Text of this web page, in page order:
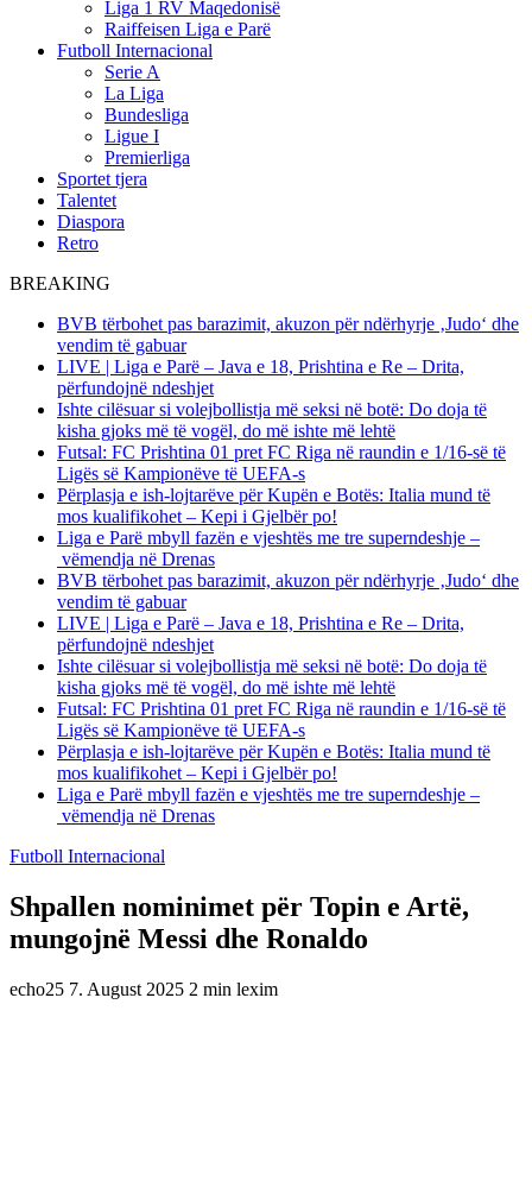
Liga 1 RV Maqedonisë
Raiffeisen Liga e Parë
Futboll Internacional
Serie A
La Liga
Bundesliga
Ligue I
Premierliga
Sportet tjera
Talentet
Diaspora
Retro
BREAKING
BVB tërbohet pas barazimit, akuzon për ndërhyrje ‚Judo‘ dhe
vendim të gabuar
LIVE | Liga e Parë – Java e 18, Prishtina e Re – Drita,
përfundojnë ndeshjet
Ishte cilësuar si volejbollistja më seksi në botë: Do doja të
kisha gjoks më të vogël, do më ishte më lehtë
Futsal: FC Prishtina 01 pret FC Riga në raundin e 1/16-së të
Ligës së Kampionëve të UEFA-s
Përplasja e ish-lojtarëve për Kupën e Botës: Italia mund të
mos kualifikohet – Kepi i Gjelbër po!
Liga e Parë mbyll fazën e vjeshtës me tre superndeshje –
vëmendja në Drenas
BVB tërbohet pas barazimit, akuzon për ndërhyrje ‚Judo‘ dhe
vendim të gabuar
LIVE | Liga e Parë – Java e 18, Prishtina e Re – Drita,
përfundojnë ndeshjet
Ishte cilësuar si volejbollistja më seksi në botë: Do doja të
kisha gjoks më të vogël, do më ishte më lehtë
Futsal: FC Prishtina 01 pret FC Riga në raundin e 1/16-së të
Ligës së Kampionëve të UEFA-s
Përplasja e ish-lojtarëve për Kupën e Botës: Italia mund të
mos kualifikohet – Kepi i Gjelbër po!
Liga e Parë mbyll fazën e vjeshtës me tre superndeshje –
vëmendja në Drenas
Futboll Internacional
Shpallen nominimet për Topin e Artë,
mungojnë Messi dhe Ronaldo
echo25 7. August 2025 2 min lexim